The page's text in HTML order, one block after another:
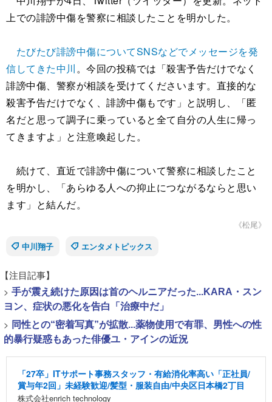
上での誹謗中傷を警察に相談したことを明かした。
たびたび誹謗中傷についてSNSなどでメッセージを発
信してきた中川。今回の投稿では「殺害予告だけでなく
誹謗中傷、警察が相談を受けてくださいます。直接的な
殺害予告だけでなく、誹謗中傷もです」と説明し、「匿
名だと思って調子に乗っていると全て自分の人生に帰っ
てきますよ」と注意喚起した。
続けて、直近で誹謗中傷について警察に相談したこと
を明かし、「あらゆる人への抑止につながるならと思い
ます」と結んだ。
《松尾》
中川翔子
エンタメトピックス
【注目記事】
> 手が震え続けた原因は首のヘルニアだった...KARA・スン
ヨン、症状の悪化を告白「治療中だ」
> 同性との“密着写真”が拡散...薬物使用で有罪、男性への性
的暴行疑惑もあった俳優ユ・アインの近況
「27卒」ITサポート事務スタッフ・有給消化率高い「正社員/
賞与年2回」未経験歓迎/髪型・服装自由/中央区日本橋2丁目
株式会社enrich technology